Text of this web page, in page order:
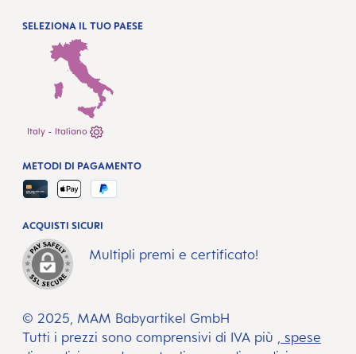
SELEZIONA IL TUO PAESE
Italy - Italiano
© 2025, MAM Babyartikel GmbH
Tutti i prezzi sono comprensivi di IVA più , spese
ACQUISTI SICURI
Multipli premi e certificato!
METODI DI PAGAMENTO